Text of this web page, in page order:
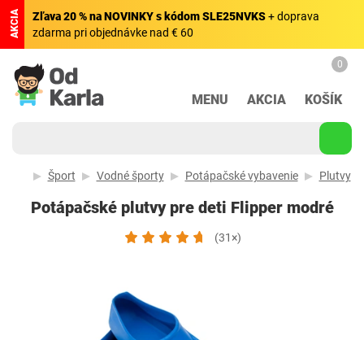
AKCIA Zľava 20 % na NOVINKY s kódom SLE25NVKS+ doprava
zdarma pri objednávke nad € 60
MENU AKCIA
0
KOŠÍK
Šport Vodné športy Potápačské vybavenie Plutvy
Potápačské plutvy pre deti Flipper modré
(31×)